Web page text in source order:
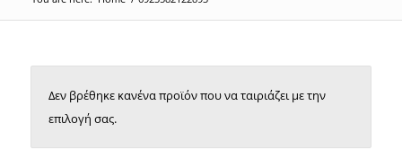
Δεν βρέθηκε κανένα προϊόν που να ταιριάζει με την
επιλογή σας.